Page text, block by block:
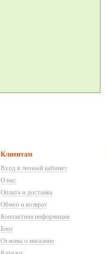
Клиентам
Вход в личный кабинет
О нас
Оплата и доставка
Обмен и возврат
Контактная информация
Блог
Отзывы о магазине